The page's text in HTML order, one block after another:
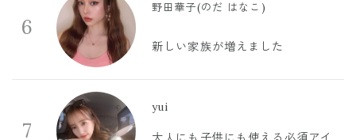
6
野田華子(のだ はなこ)
新しい家族が増えました
7
yui